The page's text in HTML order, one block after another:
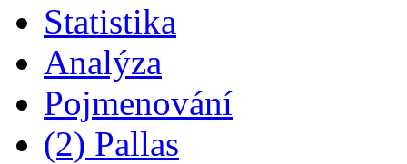
Statistika
Analýza
Pojmenování
(2) Pallas